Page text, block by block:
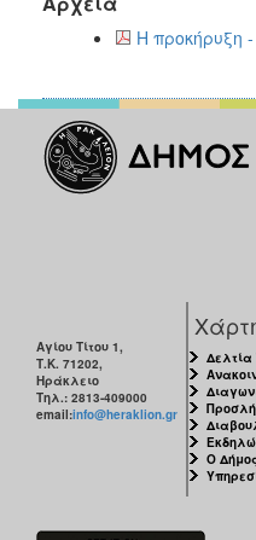
ΠΟΛΙΤΙΣΜΟΣ
ΑΝΘΕΚΤΙΚΗ
Η προκήρυξη
Αγίου Τίτου 1,
Τ.Κ. 71202,
Ηράκλειο
Τηλ.: 2813-409000
email:info@heraklion.gr
Δελτία
Ο Δήμος